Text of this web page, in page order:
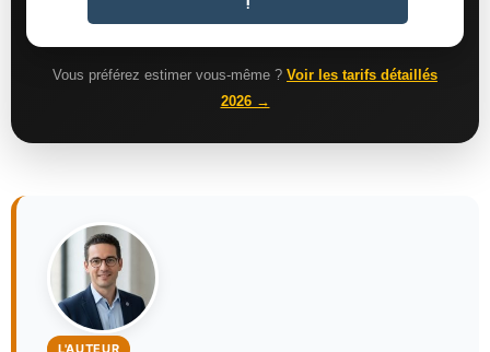
Vous préférez estimer vous-même ? Voir les tarifs détaillés
2026 →
L'AUTEUR